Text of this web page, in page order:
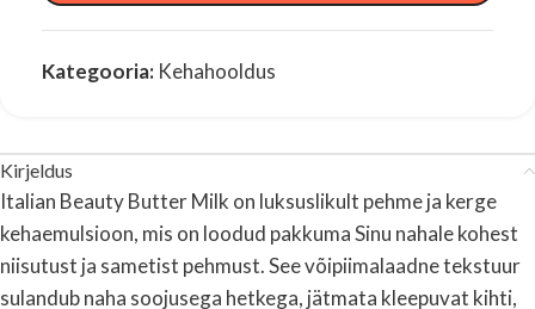
Kategooria: Kehahooldus
Kirjeldus
Italian Beauty Butter Milk on luksuslikult pehme ja kerge
kehaemulsioon, mis on loodud pakkuma Sinu nahale kohest
niisutust ja sametist pehmust. See võipiimalaadne tekstuur
sulandub naha soojusega hetkega, jätmata kleepuvat kihti,